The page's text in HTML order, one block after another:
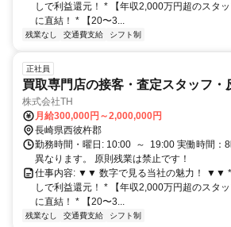
しで利益還元！ * 【年収2,000万円超のスタ
に直結！ * 【20〜3...
残業なし 交通費支給 シフト制
正社員
買取専門店の接客・査定スタッフ
株式会社TH
月給300,000円～2,000,000円
長崎県西彼杵郡
勤務時間・曜日: 10:00 ～ 19:00 実働時間：
異なります。 原則残業は禁止です！
仕事内容: ▼▼ 数字で見る当社の魅力！ ▼▼ *
しで利益還元！ * 【年収2,000万円超のスタ
に直結！ * 【20〜3...
残業なし 交通費支給 シフト制